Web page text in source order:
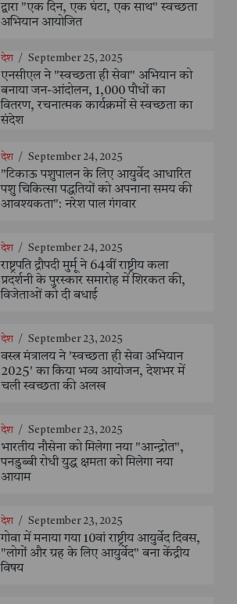
द्वारा "एक दिन, एक घंटा, एक साथ" स्वच्छता
अभियान आयोजित
देश / September 25, 2025
एनसीएल ने "स्वच्छता ही सेवा" अभियान को
बनाया जन-आंदोलन, 1,000 पौधों का
वितरण, रचनात्मक कार्यक्रमों से स्वच्छता का
संदेश
देश / September 24, 2025
"टिकाऊ पशुपालन के लिए आयुर्वेद आधारित
पशु चिकित्सा पद्धतियों को अपनाना समय की
आवश्यकता": नरेश पाल गंगवार
देश / September 24, 2025
राष्ट्रपति द्रौपदी मुर्मू ने 64वीं राष्ट्रीय कला
प्रदर्शनी के पुरस्कार समारोह में शिरकत की,
विजेताओं को दी बधाई
देश / September 23, 2025
वस्त्र मंत्रालय ने 'स्वच्छता ही सेवा अभियान
2025' का किया भव्य आयोजन, देशभर में
चली स्वच्छता की अलख
देश / September 23, 2025
भारतीय नौसेना को मिलेगा नया "आन्द्रोत",
पनडुब्बी रोधी युद्ध क्षमता को मिलेगा नया
आयाम
देश / September 23, 2025
गोवा में मनाया गया 10वां राष्ट्रीय आयुर्वेद दिवस,
"लोगों और ग्रह के लिए आयुर्वेद" बना केंद्रीय
विषय